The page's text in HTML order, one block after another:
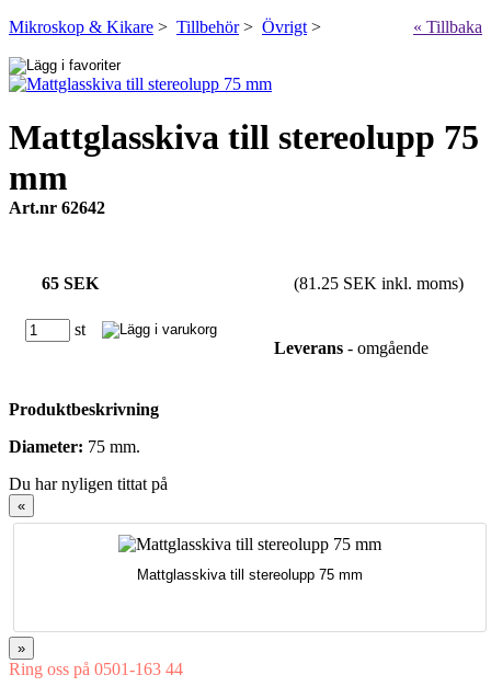
Mikroskop & Kikare > Tillbehör> Övrigt > « Tillbaka
Mattglasskiva till stereolupp 75
mm
Art.nr 62642
65 SEK (81.25 SEK inkl. moms)
st
Leverans - omgående
Produktbeskrivning
Diameter: 75 mm.
Du har nyligen tittat på
«
Mattglasskiva till stereolupp 75 mm
»
Ring oss på 0501-163 44